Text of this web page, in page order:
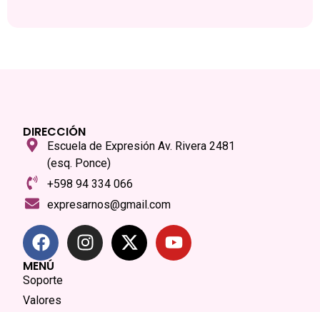
MENÚ
Soporte
Valores
DIRECCIÓN
Escuela de Expresión Av. Rivera 2481
(esq. Ponce)
+598 94 334 066
expresarnos@gmail.com